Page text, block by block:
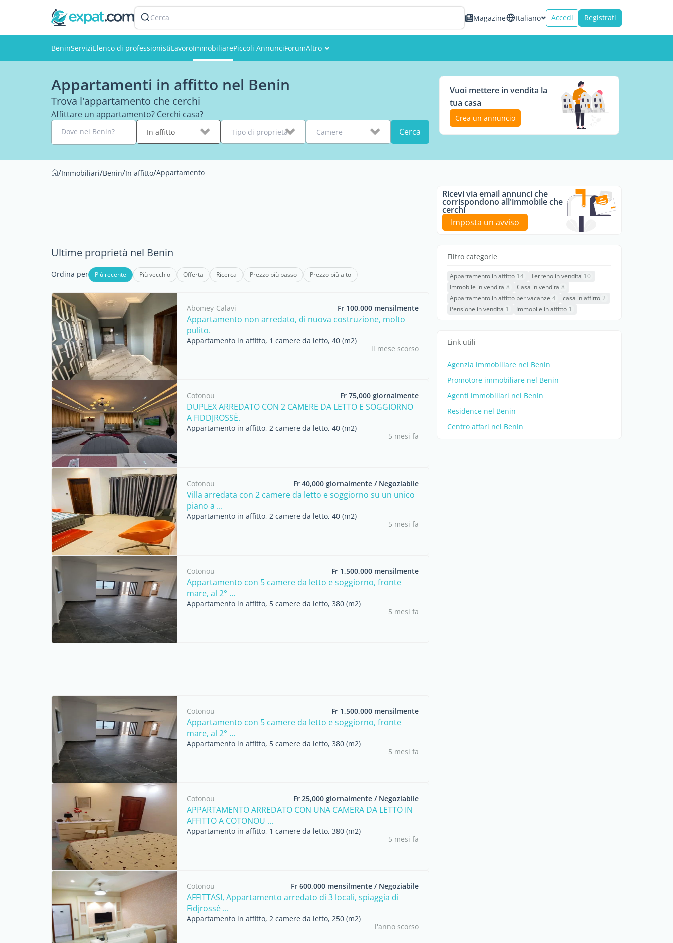
Cerca Magazine Italiano Accedi Registrati
BeninServiziElenco di professionistiLavoroImmobiliarePiccoli AnnunciForumAltro
Appartamenti in affitto nel Benin
Trova l'appartamento che cerchi
Affittare un appartamento? Cerchi casa?
Dove nel Benin? In affitto Tipo di proprietà Camere Cerca
Vuoi mettere in vendita la
tua casa
Crea un annuncio
/Immobiliari/Benin/In affitto/Appartamento
Ultime proprietà nel Benin
Ordina per Più recente Più vecchio Offerta Ricerca Prezzo più basso Prezzo più alto
Abomey-Calavi Fr 100,000 mensilmente
Appartamento non arredato, di nuova costruzione, molto
pulito.
Appartamento in affitto, 1 camere da letto, 40 (m2)
il mese scorso
Cotonou Fr 75,000 giornalmente
DUPLEX ARREDATO CON 2 CAMERE DA LETTO E SOGGIORNO
A FIDDJROSSÈ.
Appartamento in affitto, 2 camere da letto, 40 (m2)
5 mesi fa
Cotonou Fr 40,000 giornalmente / Negoziabile
Villa arredata con 2 camere da letto e soggiorno su un unico
piano a ...
Appartamento in affitto, 2 camere da letto, 40 (m2)
5 mesi fa
Cotonou Fr 1,500,000 mensilmente
Appartamento con 5 camere da letto e soggiorno, fronte
mare, al 2° ...
Appartamento in affitto, 5 camere da letto, 380 (m2)
5 mesi fa
Cotonou Fr 1,500,000 mensilmente
Appartamento con 5 camere da letto e soggiorno, fronte
mare, al 2° ...
Appartamento in affitto, 5 camere da letto, 380 (m2)
5 mesi fa
Cotonou Fr 25,000 giornalmente / Negoziabile
APPARTAMENTO ARREDATO CON UNA CAMERA DA LETTO IN
AFFITTO A COTONOU ...
Appartamento in affitto, 1 camere da letto, 380 (m2)
5 mesi fa
Cotonou Fr 600,000 mensilmente / Negoziabile
AFFITTASI, Appartamento arredato di 3 locali, spiaggia di
Fidjrossè ...
Appartamento in affitto, 2 camere da letto, 250 (m2)
l'anno scorso
Ricevi via email annunci che
corrispondono all'immobile che
cerchi
Imposta un avviso
Filtro categorie
Appartamento in affitto 14 Terreno in vendita 10
Immobile in vendita 8 Casa in vendita 8
Appartamento in affitto per vacanze 4 casa in affitto 2
Pensione in vendita 1 Immobile in affitto 1
Link utili
Agenzia immobiliare nel Benin
Promotore immobiliare nel Benin
Agenti immobiliari nel Benin
Residence nel Benin
Centro affari nel Benin